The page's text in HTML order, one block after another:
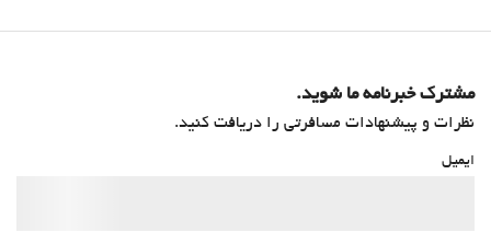
مشترک خبرنامه ما شوید.
نظرات و پیشنهادات مسافرتی را دریافت کنید.
ایمیل